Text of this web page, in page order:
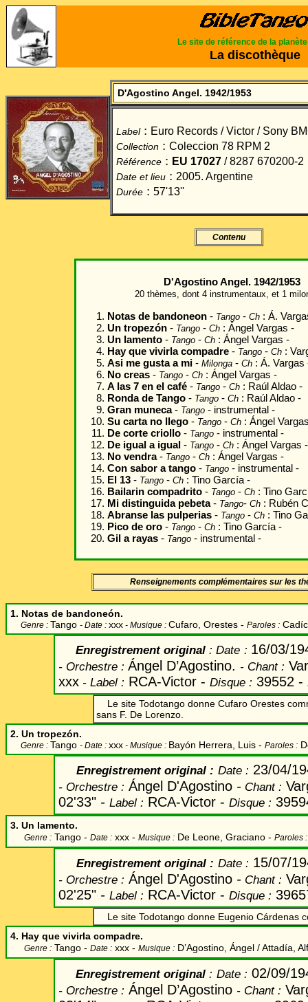
Le site de référence de la planète
La discothèque
D'Agostino Angel. 1942/1953
Label: Euro Records / Victor / Sony
Collection : Coleccion 78 RPM 2
Référence : EU 17027 / 8287 670200-2
Date et lieu : 2005. Argentine
Durée : 57'13''
Contenu
D'Agostino Angel. 1942/1953
20 thèmes, dont 4 instrumentaux, et 1
Notas de bandoneon - Tango - Ch : Á.
Un tropezón - Tango - Ch : Ángel Vargas -
Un lamento - Tango - Ch : Ángel Vargas -
Hay que vivirla compadre - Tango - Ch :
Asi me gusta a mi - Milonga - Ch : Á. Vargas
No creas - Tango - Ch : Ángel Vargas -
A las 7 en el café - Tango - Ch : Raúl Aldao -
Ronda de Tango - Tango - Ch : Raúl Aldao -
Gran muneca- Tango - instrumental -
Su carta no llego - Tango - Ch : Ángel
De corte criollo - Tango - instrumental -
De igual a igual - Tango - Ch : Ángel Vargas -
No vendra- Tango - Ch : Ángel Vargas -
Con sabor a tango - Tango - instrumental -
El 13 - Tango - Ch : Tino García -
Bailarin compadrito - Tango - Ch : Tino
Mi distinguida pebeta- Tango- Ch : Rubén
Abranse las pulperias - Tango - Ch : Tino
Pico de oro - Tango - Ch : Tino García -
Gil a rayas - Tango - instrumental -
Renseignements complémentaires sur les
1. Notas de bandoneón.
Genre : Tango - Date : xxx - Musique : Cufaro, Orestes - Paroles :
Enregistrement original : Date : 16/03/
- Orchestre : Ángel D’Agostino. - Chant:
xxx - Label : RCA-Victor - Disque : 39552 -
Le site Todotango donne Cufaro Orestes
sans F. De Lorenzo.
2. Un tropezón.
Genre : Tango - Date : xxx - Musique : Bayón Herrera, Luis - Paroles :
Enregistrement original : Date : 23/04/
- Orchestre : Ángel D'Agostino - Chant:
02'33" - Label : RCA-Victor - Disque :
3. Un lamento.
Genre : Tango - Date : xxx - Musique : De Leone, Graciano - Paroles :
Enregistrement original : Date : 15/07/
- Orchestre : Ángel D'Agostino - Chant:
02'25" - Label : RCA-Victor - Disque :
Le site Todotango donne Eugenio Cárdenas
4. Hay que vivirla compadre.
Genre : Tango - Date : xxx - Musique : D’Agostino, Ángel / Attadía,
Enregistrement original : Date : 02/09/
- Orchestre : Ángel D’Agostino - Chant: